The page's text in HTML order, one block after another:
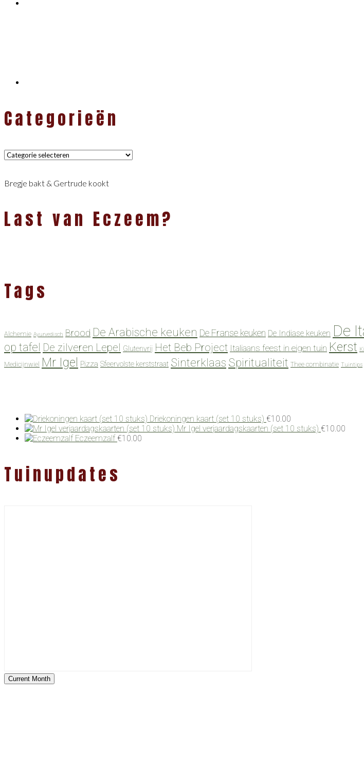
Categorieën
Categorieën
Bregje bakt & Gertrude kookt
Last van Eczeem?
Tags
Alchemie Ayurvedisch Brood De Arabische keuken De Franse keuken De Indiase keuken De
op tafel De zilveren Lepel Glutenvrij Het Beb Project Italiaans feest in eigen tuin Kerst
Medicijnwiel Mr Igel Pizza Sfeervolste kerststraat Sinterklaas Spiritualiteit Thee combinatie Tuintips
Driekoningen kaart (set 10 stuks) €10.00
Mr Igel verjaardagskaarten (set 10 stuks) €10.00
Eczeemzalf €10.00
Tuinupdates
Current Month